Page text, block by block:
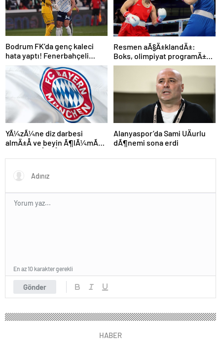
Bodrum FK’da genç kaleci
hata yaptı! Fenerbahçeli
futbolcular teselli etti
Resmen aÃ§Ä±klandÄ±:
Boks, olimpiyat programÄ±na
dahil edildi
YÃ¼zÃ¼ne diz darbesi
almÄ±Å ve beyin Ã¶lÃ¼mÃ¼
MÃ¼nih DÃ¼nya
KarmasÄ±’nÄ±n genÃ§
futbolcusu hayatÄ±nÄ±
Alanyaspor’da Sami UÄurlu
dÃ¶nemi sona erdi
Gönder
En az 10 karakter gerekli
HABER